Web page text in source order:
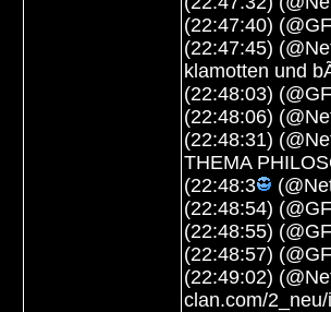
(22:47:40)
(22:47:45)
klamotten und
(22:48:03)
(22:48:06)
(22:48:31)
THEMA
(22:48:3
(22:48:54)
(22:48:55)
(22:48:57)
(22:49:02)
clan.com/